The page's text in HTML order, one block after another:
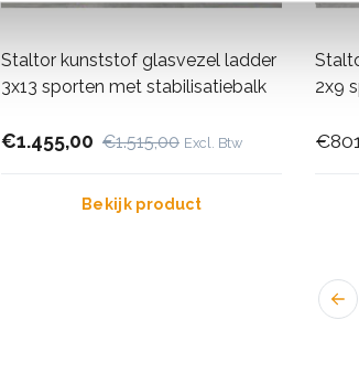
Staltor kunststof glasvezel ladder
3x13 sporten met stabilisatiebalk
€1.455,00 €1.515,00 Excl. Btw
Bekijk product
2x9